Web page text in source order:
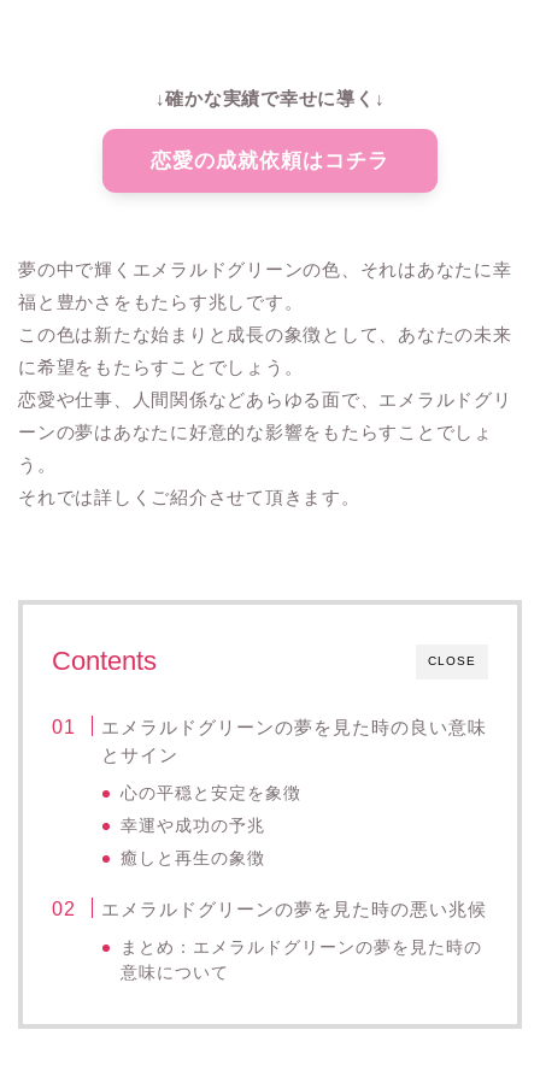
↓確かな実績で幸せに導く↓
恋愛の成就依頼はコチラ
夢の中で輝くエメラルドグリーンの色、それはあなたに幸
福と豊かさをもたらす兆しです。
この色は新たな始まりと成長の象徴として、あなたの未来
に希望をもたらすことでしょう。
恋愛や仕事、人間関係などあらゆる面で、エメラルドグリ
ーンの夢はあなたに好意的な影響をもたらすことでしょ
う。
それでは詳しくご紹介させて頂きます。
CLOSE
Contents
エメラルドグリーンの夢を見た時の良い意味
とサイン
心の平穏と安定を象徴
幸運や成功の予兆
癒しと再生の象徴
エメラルドグリーンの夢を見た時の悪い兆候
まとめ：エメラルドグリーンの夢を見た時の
意味について